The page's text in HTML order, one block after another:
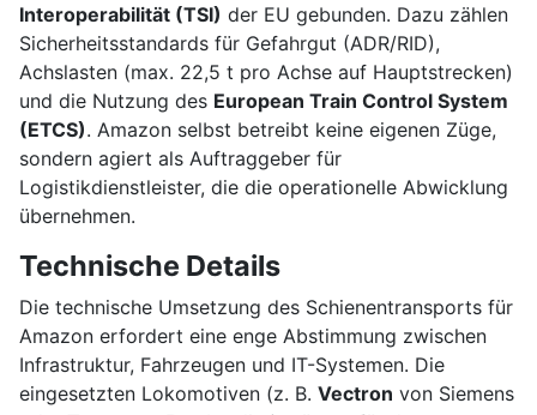
Interoperabilität (TSI) der EU gebunden. Dazu zählen
Sicherheitsstandards für Gefahrgut (ADR/RID),
Achslasten (max. 22,5 t pro Achse auf Hauptstrecken)
und die Nutzung des European Train Control System
(ETCS). Amazon selbst betreibt keine eigenen Züge,
sondern agiert als Auftraggeber für
Logistikdienstleister, die die operationelle Abwicklung
übernehmen.
Technische Details
Die technische Umsetzung des Schienentransports für
Amazon erfordert eine enge Abstimmung zwischen
Infrastruktur, Fahrzeugen und IT-Systemen. Die
eingesetzten Lokomotiven (z. B. Vectron von Siemens